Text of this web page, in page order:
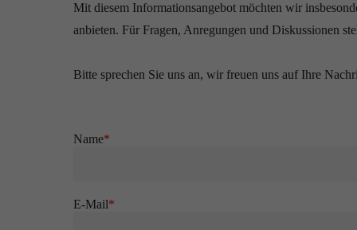
Mit diesem Informationsangebot möchten wir
anbieten. Für Fragen, Anregungen und Diskussionen
Bitte sprechen Sie uns an, wir freuen uns auf Ihre
Name*
E-Mail*